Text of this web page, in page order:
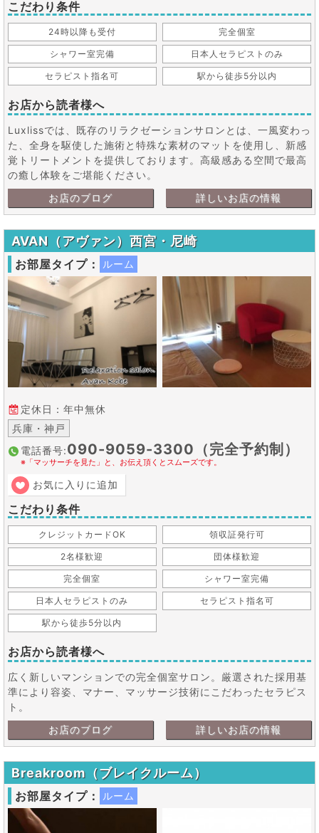
こだわり条件
24時以降も受付 完全個室
シャワー室完備 日本人セラピストのみ
セラピスト指名可 駅から徒歩5分以内
詳しいお店の情報
お店のブログ
お店から読者様へ
Luxlissでは、既存のリラクゼーションサロンとは、一風変わっ
た、全身を駆使した施術と特殊な素材のマットを使用し、新感
覚トリートメントを提供しております。高級感ある空間で最高
の癒し体験をご堪能ください。
AVAN（アヴァン）西宮・尼崎
定休日：年中無休
兵庫・神戸
電話番号:090-9059-3300（完全予約制）
※「マッサーチを見た」と、お伝え頂くとスムーズです。
お気に入りに追加
こだわり条件
クレジットカードOK 領収証発行可
2名様歓迎 団体様歓迎
完全個室 シャワー室完備
日本人セラピストのみ セラピスト指名可
駅から徒歩5分以内
お部屋タイプ： ルーム
詳しいお店の情報
お店のブログ
お店から読者様へ
広く新しいマンションでの完全個室サロン。厳選された採用基
準により容姿、マナー、マッサージ技術にこだわったセラピス
ト。
Breakroom（ブレイクルーム）
お部屋タイプ： ルーム